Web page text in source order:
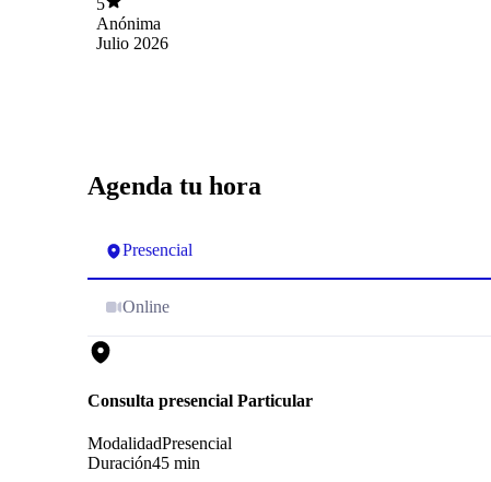
5
Anónima
Julio 2026
Agenda tu hora
Presencial
Online
Consulta presencial Particular
ModalidadPresencial
Duración45 min